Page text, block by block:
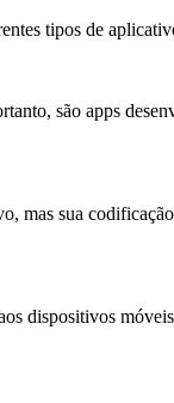
tipos de
são apps
mas sua
dispositivos